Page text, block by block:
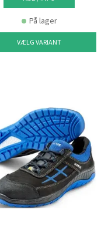
På lager
VÆLG VARIANT